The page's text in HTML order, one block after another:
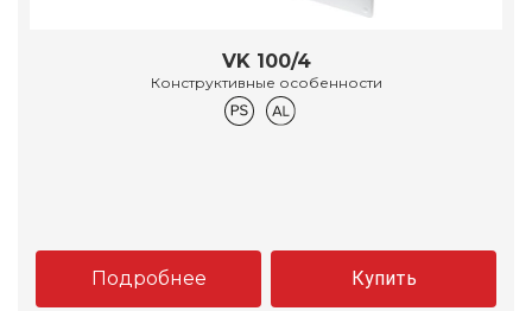
VK 100/4
Конструктивные особенности
Подробнее Купить